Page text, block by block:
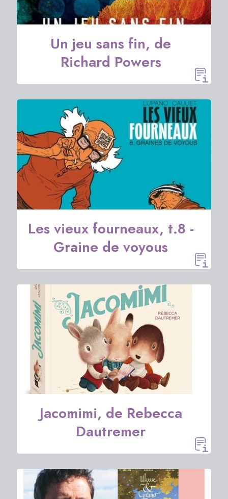
Un jeu sans fin, de
Richard Powers
Les vieux fourneaux, t.8 -
Graine de voyous
Jacomimi, de Rebecca
Dautremer